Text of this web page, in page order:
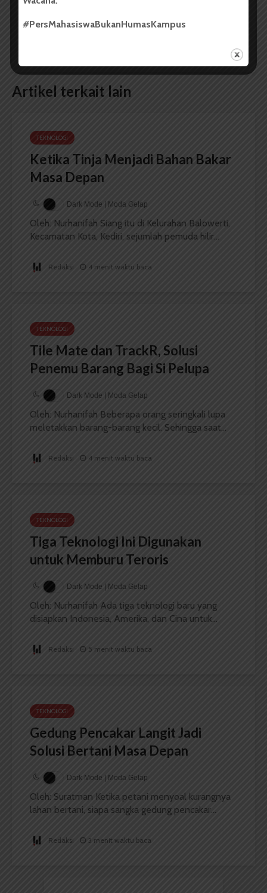
Artikel terkait lain
TEKNOLOGI
Ketika Tinja Menjadi Bahan Bakar
Masa Depan
Dark Mode | Moda Gelap
Oleh: Nurhanifah Siang itu di Kelurahan Balowerti,
Kecamatan Kota, Kediri, sejumlah pemuda hilir...
Redaksi 4 menit waktu baca
TEKNOLOGI
Tile Mate dan TrackR, Solusi
Penemu Barang Bagi Si Pelupa
Dark Mode | Moda Gelap
Oleh: Nurhanifah Beberapa orang seringkali lupa
meletakkan barang-barang kecil. Sehingga saat...
Redaksi 4 menit waktu baca
TEKNOLOGI
Tiga Teknologi Ini Digunakan
untuk Memburu Teroris
Dark Mode | Moda Gelap
Oleh: Nurhanifah Ada tiga teknologi baru yang
disiapkan Indonesia, Amerika, dan Cina untuk...
Redaksi 5 menit waktu baca
TEKNOLOGI
Gedung Pencakar Langit Jadi
Solusi Bertani Masa Depan
Dark Mode | Moda Gelap
Oleh: Suratman Ketika petani menyoal kurangnya
lahan bertani, siapa sangka gedung pencakar...
Redaksi 3 menit waktu baca
#PersMahasiswaBukanHumasKampus